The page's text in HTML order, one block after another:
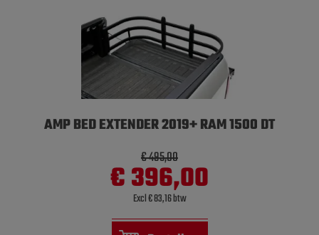
AMP BED EXTENDER 2019+ RAM 1500 DT
€ 495,00
€ 396,00
Excl € 83,16 btw